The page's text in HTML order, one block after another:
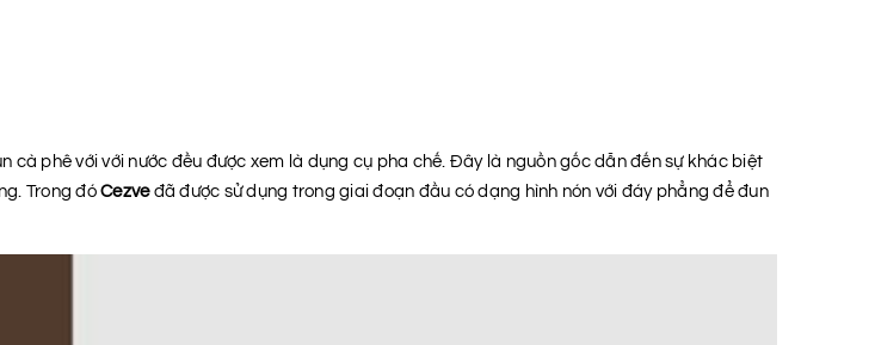
phê với với nước đều được xem là dụng cụ pha chế. Đây là nguồn gốc dẫn đến sự khác biệt
Trong đó Cezve đã được sử dụng trong giai đoạn đầu có dạng hình nón với đáy phẳng để đun